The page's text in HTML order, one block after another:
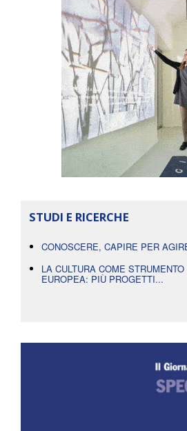
STUDI E RICERCHE
CONOSCERE, CAPIRE PER
LA CULTURA COME
EUROPEA: PIÙ PROGETTI...